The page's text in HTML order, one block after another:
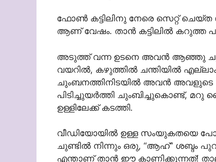
ഫോൺ കട്ടിലിനു നേരെ സെറ്റ്
ആണ് വേഷം. താൻ കട്ടിലിൽ കറുത്ത
അടുത്ത് വന്ന ഉടനെ അവൻ ആഞ്ഞു
വയറിൽ, കഴുത്തിൽ ചന്തിയിൽ
ചുംബനത്തിനിടയിൽ അവൻ
പിടിച്ചുയർത്തി ചുംബിച്ചുകൊണ്ട്,
ഉള്ളിലേക്ക് കടത്തി.
വീഡിയോയിൽ ഉള്ള സംയുകതയെ
ചുണ്ടിൽ നിന്നും ഒരു, “ആഹ്” ശബ്ദം
എന്താണ് താൻ ഈ കാണിക്കുന്നത്!